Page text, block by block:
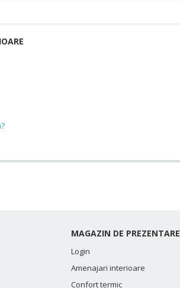
MAGAZIN DE PREZENTARE
Login
Amenajari interioare
Confort termic